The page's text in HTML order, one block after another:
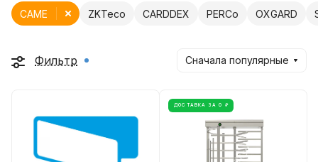
ZKTeco
CAME CARDDEX PERCo OXGARD
Фильтр Сначала популярные
ДОСТАВКА ЗА 0 ₽